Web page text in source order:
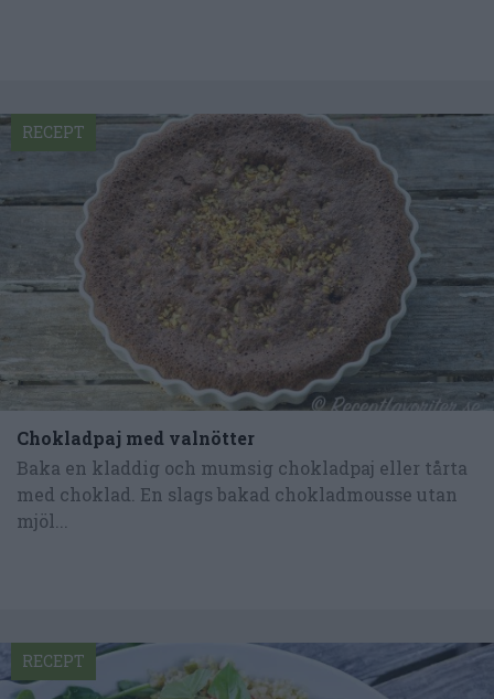
Chokladpaj med valnötter
Baka en kladdig och mumsig chokladpaj eller tårta
med choklad. En slags bakad chokladmousse utan
mjöl...
RECEPT
RECEPT